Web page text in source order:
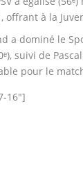
offrant à la
a dominé le
suivi de
pour le
16″]